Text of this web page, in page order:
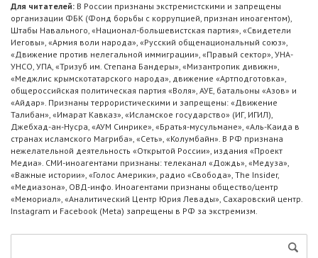
Для читателей: В России признаны экстремистскими и запрещены
организации ФБК (Фонд борьбы с коррупцией, признан иноагентом),
Штабы Навального, «Национал-большевистская партия», «Свидетели
Иеговы», «Армия воли народа», «Русский общенациональный союз»,
«Движение против нелегальной иммиграции», «Правый сектор», УНА-
УНСО, УПА, «Тризуб им. Степана Бандеры», «Мизантропик дивижн»,
«Меджлис крымскотатарского народа», движение «Артподготовка»,
общероссийская политическая партия «Воля», АУЕ, батальоны «Азов» и
«Айдар». Признаны террористическими и запрещены: «Движение
Талибан», «Имарат Кавказ», «Исламское государство» (ИГ, ИГИЛ),
Джебхад-ан-Нусра, «АУМ Синрике», «Братья-мусульмане», «Аль-Каида в
странах исламского Магриба», «Сеть», «Колумбайн». В РФ признана
нежелательной деятельность «Открытой России», издания «Проект
Медиа». СМИ-иноагентами признаны: телеканал «Дождь», «Медуза»,
«Важные истории», «Голос Америки», радио «Свобода», The Insider,
«Медиазона», ОВД-инфо. Иноагентами признаны общество/центр
«Мемориал», «Аналитический Центр Юрия Левады», Сахаровский центр.
Instagram и Facebook (Metа) запрещены в РФ за экстремизм.